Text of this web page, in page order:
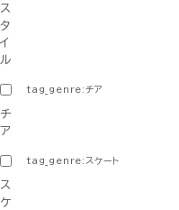
ス
タ
イ
ル
tag_genre:チア
チ
ア
tag_genre:スケート
ス
ケ